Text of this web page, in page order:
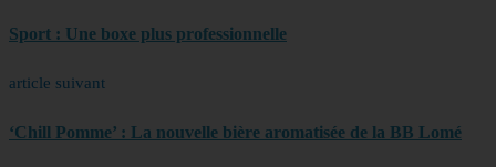
Sport : Une boxe plus professionnelle
article suivant
‘Chill Pomme’ : La nouvelle bière aromatisée de la BB Lomé